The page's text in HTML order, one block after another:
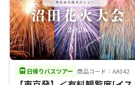
directions_bus 日帰りバスツアー 商品コード：AA042